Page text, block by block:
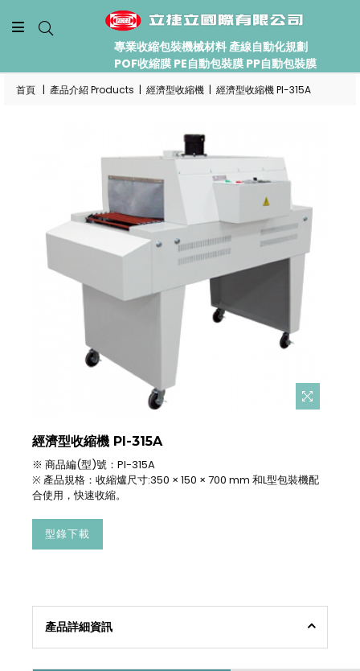
專業收縮包裝機械材料 產線自動化規劃
POF收縮膜 PE自動包裝膜 PP自動包裝膜
首頁 | 產品介紹 Products | 經濟型收縮機 | 經濟型收縮機 PI-315A
經濟型收縮機 PI-315A
※ 商品編(型)號：PI-315A
※ 產品規格：收縮爐尺寸:350 × 150 × 700 mm 和L型包裝機配
合使用，快速收縮。
型錄下載
產品詳細資訊